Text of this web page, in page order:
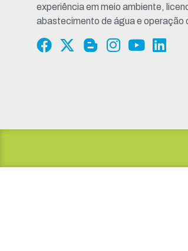
experiência em meio ambiente,
abastecimento de água e operação